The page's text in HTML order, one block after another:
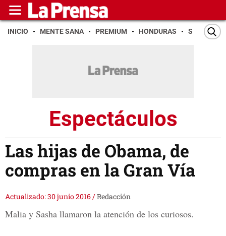
INICIO MENTE SANA PREMIUM HONDURAS SAN PEDRO
Espectáculos
Las hijas de Obama, de
compras en la Gran Vía
Actualizado: 30 junio 2016/Redacción
Malia y Sasha llamaron la atención de los curiosos.